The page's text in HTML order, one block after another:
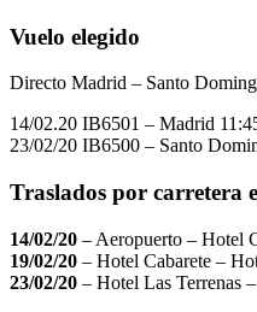
Vuelo elegido
Directo Madrid – Santo
14/02.20 IB6501 – Madrid
23/02/20 IB6500 – Santo
Traslados por carretera
14/02/20 – Aeropuerto – Hotel
19/02/20 – Hotel Cabarete –
23/02/20 – Hotel Las Terrenas